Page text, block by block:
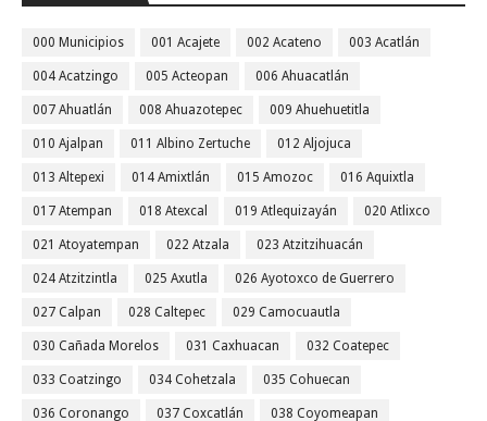
000 Municipios 001 Acajete 002 Acateno 003 Acatlán
004 Acatzingo 005 Acteopan 006 Ahuacatlán
007 Ahuatlán 008 Ahuazotepec 009 Ahuehuetitla
010 Ajalpan 011 Albino Zertuche 012 Aljojuca
013 Altepexi 014 Amixtlán 015 Amozoc 016 Aquixtla
017 Atempan 018 Atexcal 019 Atlequizayán 020 Atlixco
021 Atoyatempan 022 Atzala 023 Atzitzihuacán
024 Atzitzintla 025 Axutla 026 Ayotoxco de Guerrero
027 Calpan 028 Caltepec 029 Camocuautla
030 Cañada Morelos 031 Caxhuacan 032 Coatepec
033 Coatzingo 034 Cohetzala 035 Cohuecan
036 Coronango 037 Coxcatlán 038 Coyomeapan